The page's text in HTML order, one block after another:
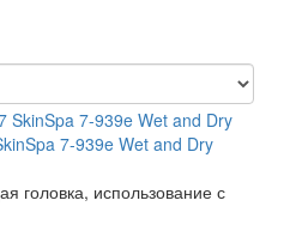
7-939e Wet and Dry
головка, использование с